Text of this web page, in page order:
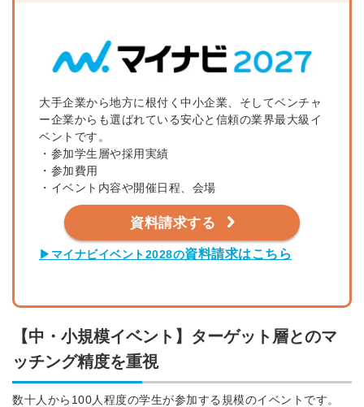
大手企業から地方に根付く中小企業、そしてベンチャ
ー企業からも選ばれている安心と信頼の業界最大級イ
ベントです。
・参加学生層や採用実績
・参加費用
・イベント内容や開催日程、会場
資料請求する
▶マイナビイベント2028の資料請求はこちら
【中・小規模イベント】ターゲット層とのマ
ッチング精度を重視
数十人から100人程度の学生が参加する規模のイベントです。